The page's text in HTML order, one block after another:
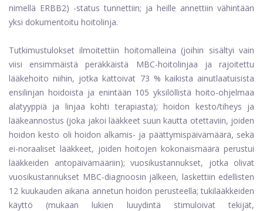
nimellä ERBB2) -status tunnettiin; ja heille annettiin vähintään
yksi dokumentoitu hoitolinja.
Tutkimustulokset ilmoitettiin hoitomalleina (joihin sisältyi vain
viisi ensimmäistä peräkkäistä MBC-hoitolinjaa ja rajoitettu
lääkehoito niihin, jotka kattoivat 73 % kaikista ainutlaatuisista
ensilinjan hoidoista ja enintään 105 yksilöllistä hoito-ohjelmaa
alatyyppiä ja linjaa kohti terapiasta); hoidon kesto/tiheys ja
lääkeannostus (joka jakoi lääkkeet suun kautta otettaviin, joiden
hoidon kesto oli hoidon alkamis- ja päättymispäivämäärä, sekä
ei-noraaliset lääkkeet, joiden hoitojen kokonaismäärä perustui
lääkkeiden antopäivämääriin); vuosikustannukset, jotka olivat
vuosikustannukset MBC-diagnoosin jälkeen, laskettiin edellisten
12 kuukauden aikana annetun hoidon perusteella; tukilääkkeiden
käyttö (mukaan lukien luuydintä stimuloivat tekijät,